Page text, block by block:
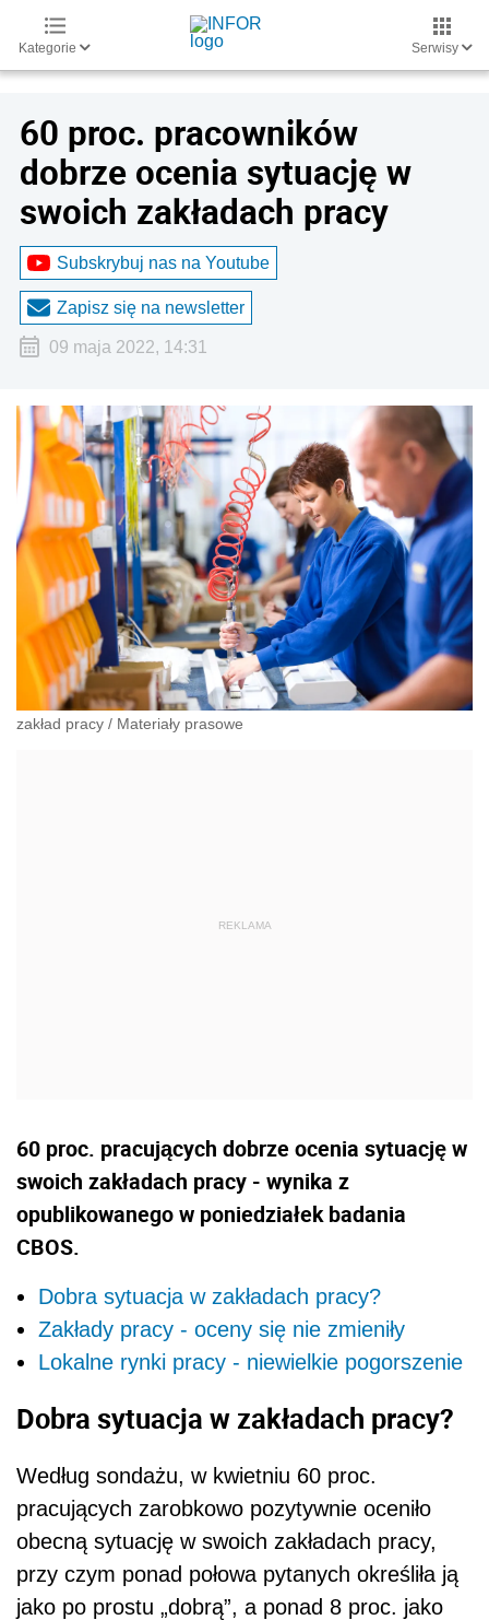
Kategorie Serwisy
60 proc. pracowników
dobrze ocenia sytuację w
swoich zakładach pracy
Subskrybuj nas na Youtube
Zapisz się na newsletter
09 maja 2022, 14:31
zakład pracy / Materiały prasowe
60 proc. pracujących dobrze ocenia sytuację w
swoich zakładach pracy - wynika z
opublikowanego w poniedziałek badania
CBOS.
Dobra sytuacja w zakładach pracy?
Zakłady pracy - oceny się nie zmieniły
Lokalne rynki pracy - niewielkie pogorszenie
Dobra sytuacja w zakładach pracy?
Według sondażu, w kwietniu 60 proc.
pracujących zarobkowo pozytywnie oceniło
obecną sytuację w swoich zakładach pracy,
przy czym ponad połowa pytanych określiła ją
jako po prostu „dobrą”, a ponad 8 proc. jako